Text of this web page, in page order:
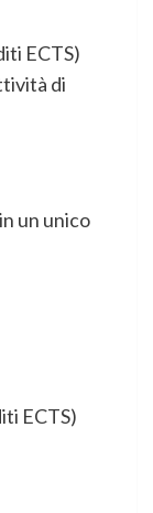
ECTS)
di
un unico
ECTS)